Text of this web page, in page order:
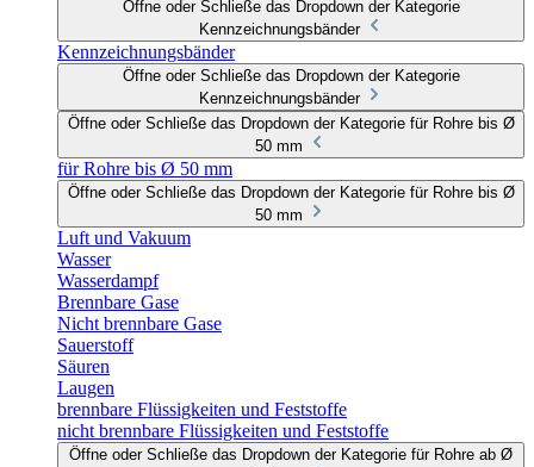
Öffne oder Schließe das Dropdown der Kategorie
Kennzeichnungsbänder
Kennzeichnungsbänder
Öffne oder Schließe das Dropdown der Kategorie
Kennzeichnungsbänder
Öffne oder Schließe das Dropdown der Kategorie für Rohre bis Ø
50 mm
für Rohre bis Ø 50 mm
Öffne oder Schließe das Dropdown der Kategorie für Rohre bis Ø
50 mm
Luft und Vakuum
Wasser
Wasserdampf
Brennbare Gase
Nicht brennbare Gase
Sauerstoff
Säuren
Laugen
brennbare Flüssigkeiten und Feststoffe
nicht brennbare Flüssigkeiten und Feststoffe
Öffne oder Schließe das Dropdown der Kategorie für Rohre ab Ø